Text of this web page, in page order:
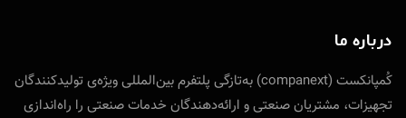
درباره ما
کُمپانکست (companext) به‌تازگی پلتفرم بین‌المللی ویژه‌ی تولید‌کنندگان
تجهیزات، مشتریان صنعتی و ارائه‌دهندگان خدمات صنعتی را راه‌اندازی